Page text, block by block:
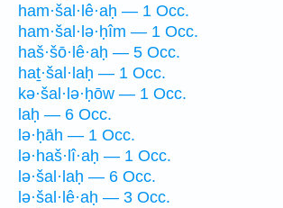
ham·šal·lê·aḥ — 1 Occ.
ham·šal·lə·ḥîm — 1 Occ.
haš·šō·lê·aḥ — 5 Occ.
haṯ·šal·laḥ — 1 Occ.
kə·šal·lə·ḥōw — 1 Occ.
laḥ — 6 Occ.
lə·ḥāh — 1 Occ.
lə·haš·lî·aḥ — 1 Occ.
lə·šal·laḥ — 6 Occ.
lə·šal·lê·aḥ — 3 Occ.